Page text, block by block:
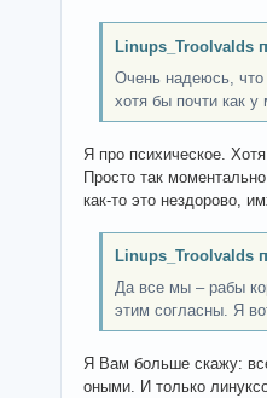
Linups_Troolvalds
Очень надеюсь, что
хотя бы почти как у
Я про психическое.
Просто так
как-то это нездорово,
Linups_Troolvalds
Да все мы – рабы
этим согласны. Я
Я Вам больше скажу:
оными. И только